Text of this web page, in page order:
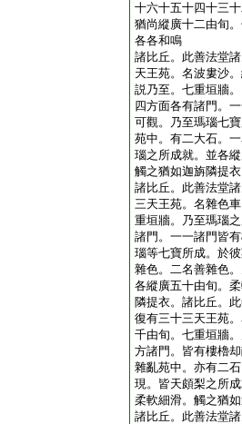
十六十五十四十三
猶尚縱廣十二由旬
各各和鳴
諸比丘。此善法堂
天王苑。名波婁沙
説乃至。七重垣牆
四方面各有諸門。
可觀。乃至瑪瑙七
苑中。有二大石。
瑙之所成就。並各
觸之猶如迦旃隣提衣
諸比丘。此善法堂
三天王苑。名雜色
重垣牆。乃至瑪瑙
諸門。一一諸門皆
瑙等七寶所成。於
雜色。二名善雜色
各縱廣五十由旬。
隣提衣。諸比丘。
復有三十三天王苑
千由旬。七重垣牆
方諸門。皆有樓櫓
雜亂苑中。亦有二
現。皆天頗梨之所
柔軟細滑。觸之猶
諸比丘。此善法堂